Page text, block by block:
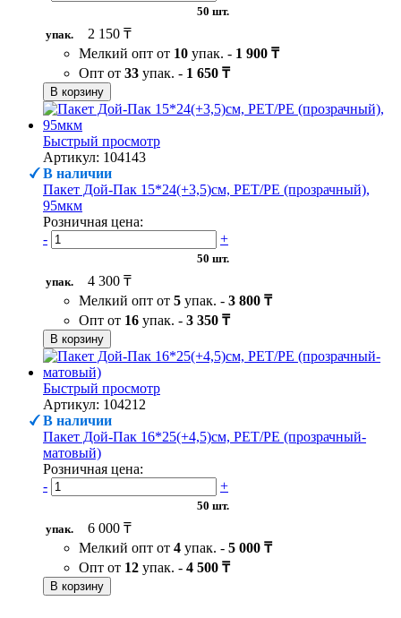
50 шт.
упак.
2 150 ₸
Мелкий опт от 10 упак. - 1 900 ₸
Опт от 33 упак. - 1 650 ₸
В корзину
Быстрый просмотр
Артикул: 104143
В наличии
Пакет Дой-Пак 15*24(+3,5)см, PET/PE (прозрачный),
95мкм
Розничная цена:
-
+
50 шт.
упак.
4 300 ₸
Мелкий опт от 5 упак. - 3 800 ₸
Опт от 16 упак. - 3 350 ₸
В корзину
Быстрый просмотр
Артикул: 104212
В наличии
Пакет Дой-Пак 16*25(+4,5)см, PET/PE (прозрачный-
матовый)
Розничная цена:
-
+
50 шт.
упак.
6 000 ₸
Мелкий опт от 4 упак. - 5 000 ₸
Опт от 12 упак. - 4 500 ₸
В корзину